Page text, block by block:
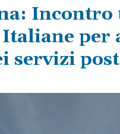
Italiane
servizi